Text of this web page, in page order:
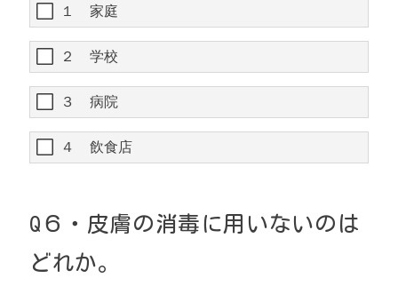
１ 家庭
２ 学校
３ 病院
４ 飲食店
Q６・皮膚の消毒に用いないのは
どれか。